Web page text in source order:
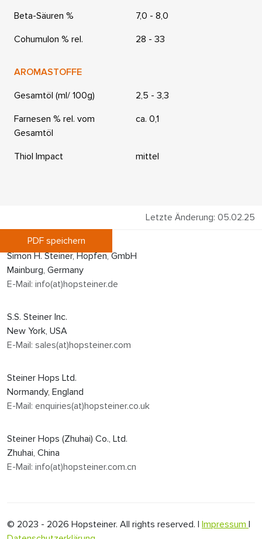
Beta-Säuren %
7,0 - 8,0
Cohumulon % rel.
28 - 33
AROMASTOFFE
Gesamtöl (ml/ 100g)
2,5 - 3,3
Farnesen % rel. vom
Gesamtöl
ca. 0,1
Thiol Impact mittel
Letzte Änderung: 05.02.25
PDF speichern
Simon H. Steiner, Hopfen, GmbH
Mainburg, Germany
E-Mail: info(at)hopsteiner.de
S.S. Steiner Inc.
New York, USA
E-Mail: sales(at)hopsteiner.com
Steiner Hops Ltd.
Normandy, England
E-Mail: enquiries(at)hopsteiner.co.uk
Steiner Hops (Zhuhai) Co., Ltd.
Zhuhai, China
E-Mail: info(at)hopsteiner.com.cn
© 2023 - 2026 Hopsteiner. All rights reserved. | Impressum |